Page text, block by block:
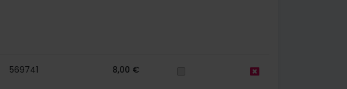
569741 8,00 €